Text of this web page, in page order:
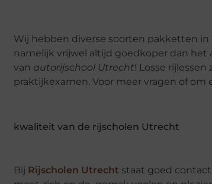
Wij hebben diverse soorten pakketten
namelijk vrijwel altijd goedkoper dan het
van autorijschool Utrecht! Losse
praktijkexamen. Voor meer vragen of om
kwaliteit van de rijscholen Utrecht
Bij Rijscholen Utrecht staat goed